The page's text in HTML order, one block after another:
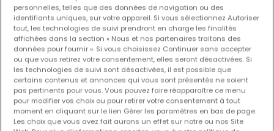
Les nouvelles annonces et baisses de prix en
avant première !
Activez une alerte sur cette recherche pour recevoir les
nouveaux biens ainsi que les changements de prix dans
votre boite email !
Créez une alerte
personnelles, telles que des données de navigation ou des
identifiants uniques, sur votre appareil. Si vous sélectionnez Autoriser
tout, les technologies de suivi prendront en charge les finalités
affichées dans la section « Nous et nos partenaires traitons des
données pour fournir ». Si vous choisissez Continuer sans accepter
ou que vous retirez votre consentement, elles seront désactivées. Si
les technologies de suivi sont désactivées, il est possible que
certains contenus et annonces qui vous sont présentés ne soient
pas pertinents pour vous. Vous pouvez faire réapparaître ce menu
pour modifier vos choix ou pour retirer votre consentement à tout
moment en cliquant sur le lien Gérer les paramètres en bas de page.
Les choix que vous avez fait aurons un effet sur notre ou nos Site